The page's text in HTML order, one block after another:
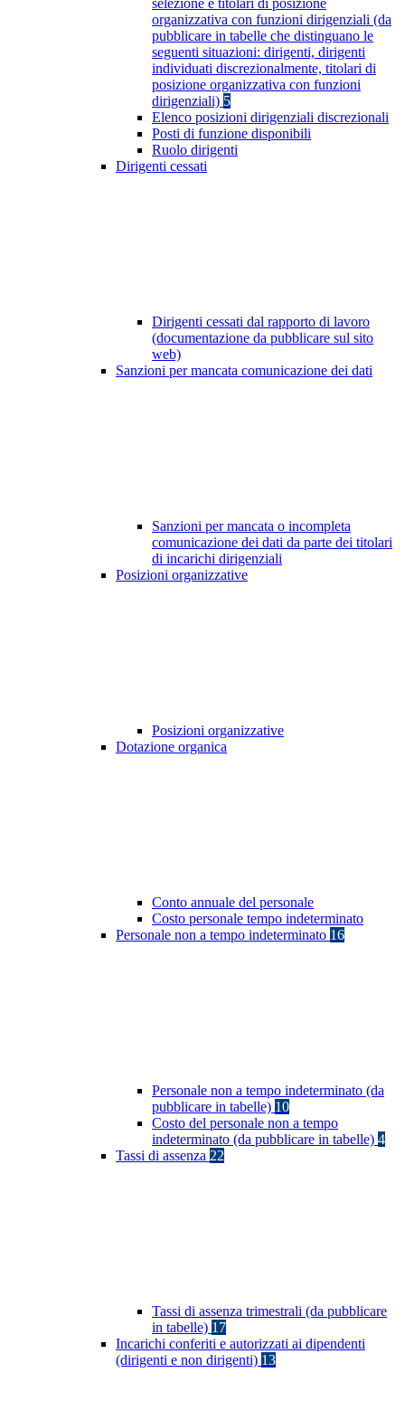
selezione e titolari di posizione
organizzativa con funzioni dirigenziali (da
pubblicare in tabelle che distinguano le
seguenti situazioni: dirigenti, dirigenti
individuati discrezionalmente, titolari di
posizione organizzativa con funzioni
dirigenziali) 5
Elenco posizioni dirigenziali discrezionali
Posti di funzione disponibili
Ruolo dirigenti
Dirigenti cessati
Dirigenti cessati dal rapporto di lavoro
(documentazione da pubblicare sul sito
web)
Sanzioni per mancata comunicazione dei dati
Sanzioni per mancata o incompleta
comunicazione dei dati da parte dei titolari
di incarichi dirigenziali
Posizioni organizzative
Posizioni organizzative
Dotazione organica
Conto annuale del personale
Costo personale tempo indeterminato
Personale non a tempo indeterminato 16
Personale non a tempo indeterminato (da
pubblicare in tabelle) 10
Costo del personale non a tempo
indeterminato (da pubblicare in tabelle) 4
Tassi di assenza 22
Tassi di assenza trimestrali (da pubblicare
in tabelle) 17
Incarichi conferiti e autorizzati ai dipendenti
(dirigenti e non dirigenti) 13